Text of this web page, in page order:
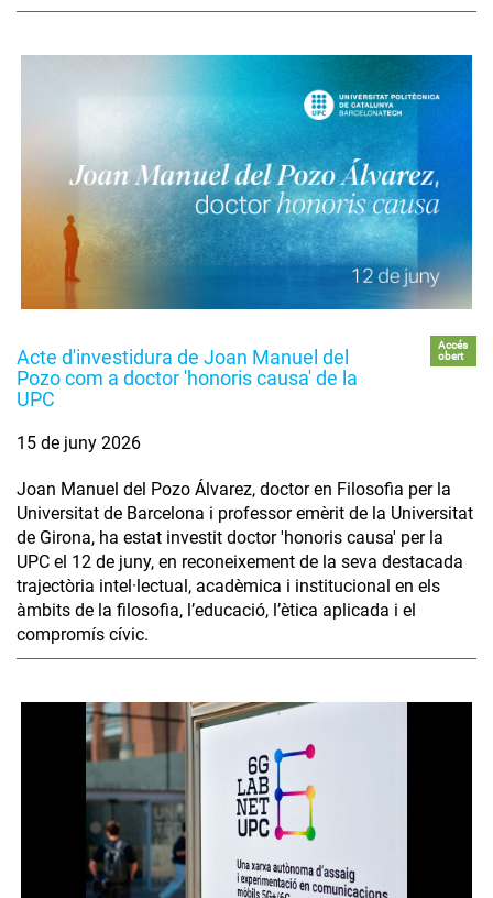
Acte d'investidura de Joan Manuel del
Pozo com a doctor 'honoris causa' de la
UPC
Accés
obert
15 de juny 2026
Joan Manuel del Pozo Álvarez, doctor en Filosofia per la
Universitat de Barcelona i professor emèrit de la Universitat
de Girona, ha estat investit doctor 'honoris causa' per la
UPC el 12 de juny, en reconeixement de la seva destacada
trajectòria intel·lectual, acadèmica i institucional en els
àmbits de la filosofia, l’educació, l’ètica aplicada i el
compromís cívic.